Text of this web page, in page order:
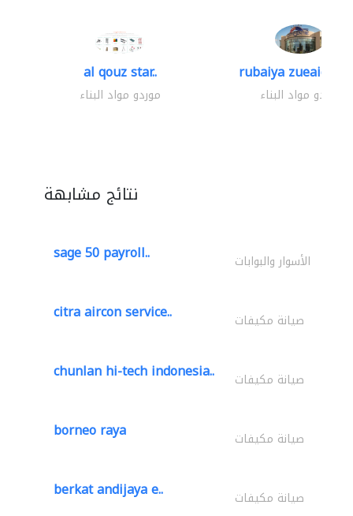
al qouz star..
موردو مواد البناء
rubaiya zueaid
موردو مواد البناء
نتائج مشابهة
sage 50 payroll.. الأسوار والبوابات
citra aircon service.. صيانة مكيفات
chunlan hi-tech indonesia.. صيانة مكيفات
borneo raya صيانة مكيفات
berkat andijaya e.. صيانة مكيفات